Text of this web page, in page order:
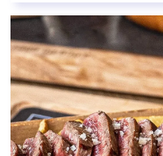
EN SAVOIR PLUS